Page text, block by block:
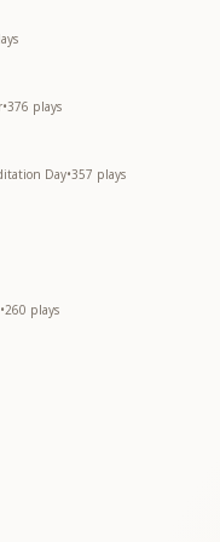
•376 plays
Day•357 plays
•260 plays